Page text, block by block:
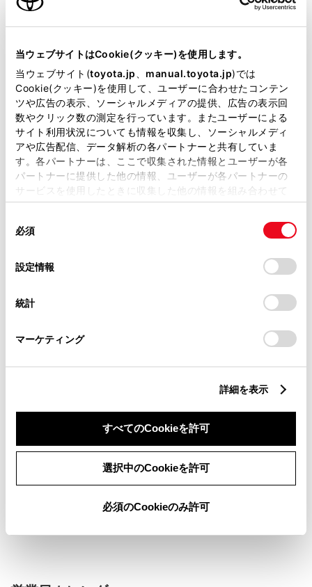
当ウェブサイトはCookie(クッキー)を使用します。
当ウェブサイト(toyota.jp manual.toyota.jp)では
Cookie(クッキー)を使用して、ユーザーに合わせたコンテン
ツや広告の表示、ソーシャルメディアの提供、広告の表示回
数やクリック数の測定を行っています。またユーザーによる
サイト利用状況についても情報を収集し、ソーシャルメディ
アや広告配信、データ解析の各パートナーと共有していま
す。各パートナーは、ここで収集された情報とユーザーが各
パートナーに提供した他の情報、ユーザーが各パートナーの
サービスを使用したときに収集した他の情報を組み合わせて
使用することがあります。当ウェブサイトの使用を続行する
デバイスにすべてのCookie(クッキー)が保存されることに同
意したことになります。Cookie(クッキー)のオプトアウト、
設定の変更、同意を撤回したりするにあたっては、当社の
「Cookie（クッキー）情報の取り扱いについて
」をご覧くだ
必須
設定情報
統計
マーケティング
詳細を表示
すべてのCookieを許可
選択中のCookieを許可
必須のCookieのみ許可
エンジンタイプ
試乗予約
施設情報・サービス
キッズルーム WiFi
車検・整備・メンテナンス取
扱店